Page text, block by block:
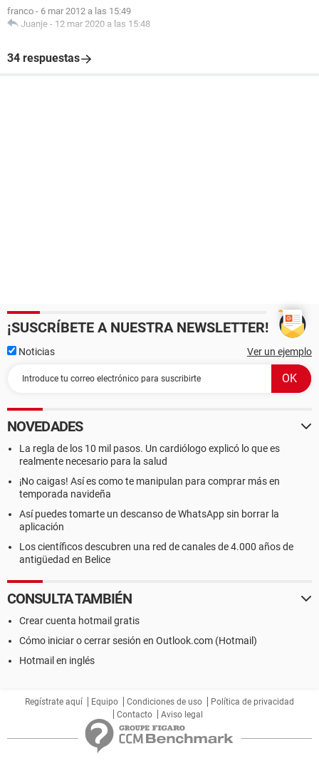
franco - 6 mar 2012 a las 15:49
Juanje - 12 mar 2020 a las 15:48
34 respuestas
¡SUSCRÍBETE A NUESTRA NEWSLETTER!
Noticias Ver un ejemplo
NOVEDADES
La regla de los 10 mil pasos. Un cardiólogo explicó lo que es
realmente necesario para la salud
¡No caigas! Así es como te manipulan para comprar más en
temporada navideña
Así puedes tomarte un descanso de WhatsApp sin borrar la
aplicación
Los científicos descubren una red de canales de 4.000 años de
antigüedad en Belice
CONSULTA TAMBIÉN
Crear cuenta hotmail gratis
Cómo iniciar o cerrar sesión en Outlook.com (Hotmail)
Hotmail en inglés
Regístrate aquí Equipo Condiciones de uso
Política de privacidad
Contacto
Aviso legal